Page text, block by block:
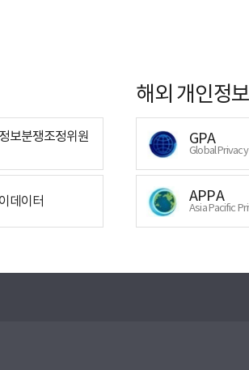
보분쟁조정위원
데이터
해외 개인정
GPA
Global
APPA
Asia Pacific